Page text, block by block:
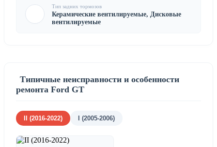
Тип задних тормозов
Керамические вентилируемые, Дисковые
вентилируемые
Типичные неисправности и особенности
ремонта Ford GT
II (2016-2022) I (2005-2006)